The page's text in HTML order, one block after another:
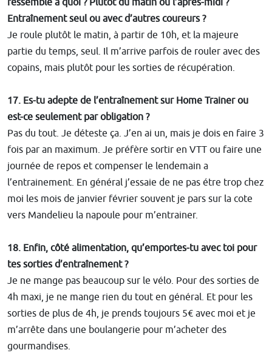
Entraînement seul ou avec d’autres coureurs ?
Je roule plutôt le matin, à partir de 10h, et la majeure
partie du temps, seul. Il m’arrive parfois de rouler avec des
copains, mais plutôt pour les sorties de récupération.
17. Es-tu adepte de l’entraînement sur Home Trainer ou
est-ce seulement par obligation ?
Pas du tout. Je déteste ça. J’en ai un, mais je dois en faire 3
fois par an maximum. Je préfère sortir en VTT ou faire une
journée de repos et compenser le lendemain a
l’entrainement. En général j’essaie de ne pas étre trop chez
moi les mois de janvier février souvent je pars sur la cote
vers Mandelieu la napoule pour m’entrainer.
18. Enfin, côté alimentation, qu’emportes-tu avec toi pour
tes sorties d’entraînement ?
Je ne mange pas beaucoup sur le vélo. Pour des sorties de
4h maxi, je ne mange rien du tout en général. Et pour les
sorties de plus de 4h, je prends toujours 5€ avec moi et je
m’arrête dans une boulangerie pour m’acheter des
gourmandises.